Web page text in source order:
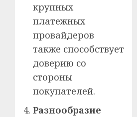
крупных
платежных
провайдеров
также способствует
доверию со
стороны
покупателей.
Разнообразие